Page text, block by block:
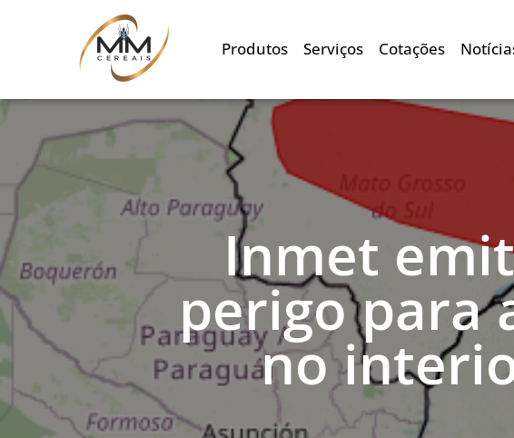
Produtos Serviços Cotações
Inmet
perigo para
no